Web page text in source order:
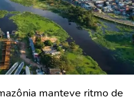
manteve ritmo de